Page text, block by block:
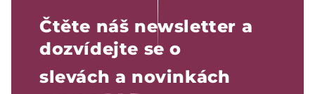
Čtěte náš newsletter a
dozvídejte se o
slevách a novinkách